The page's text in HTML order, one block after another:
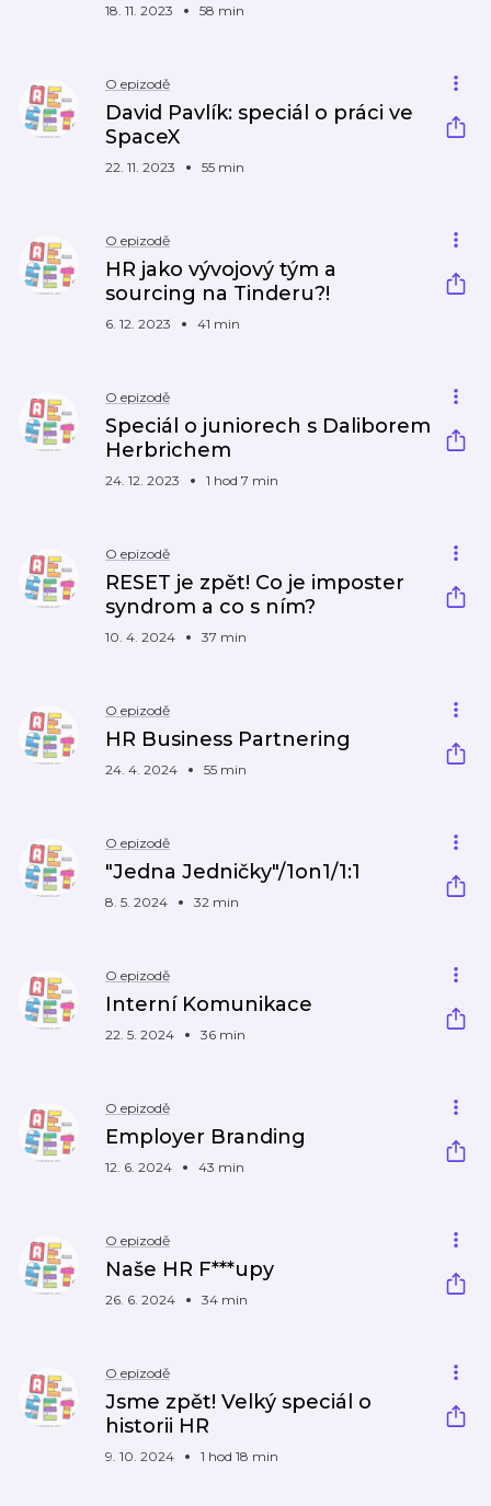
18. 11. 2023 58 min
O epizodě
David Pavlík: speciál o práci ve
SpaceX
22. 11. 2023 55 min
O epizodě
HR jako vývojový tým a
sourcing na Tinderu?!
6. 12. 2023 41 min
O epizodě
Speciál o juniorech s Daliborem
Herbrichem
24. 12. 2023 1 hod 7 min
O epizodě
RESET je zpět! Co je imposter
syndrom a co s ním?
10. 4. 2024 37 min
O epizodě
HR Business Partnering
24. 4. 2024 55 min
O epizodě
"Jedna Jedničky"/1on1/1:1
8. 5. 2024 32 min
O epizodě
Interní Komunikace
22. 5. 2024 36 min
O epizodě
Employer Branding
12. 6. 2024 43 min
O epizodě
Naše HR F***upy
26. 6. 2024 34 min
O epizodě
Jsme zpět! Velký speciál o
historii HR
9. 10. 2024 1 hod 18 min